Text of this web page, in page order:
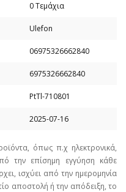
0 Τεμάχια
Ulefon
06975326662840
6975326662840
PtTl-710801
2025-07-16
όπως π.χ ηλεκτρονικά,
την επίσημη εγγύηση κάθε
ισχύει από την ημερομηνία
αποστολή ή την απόδειξη, το